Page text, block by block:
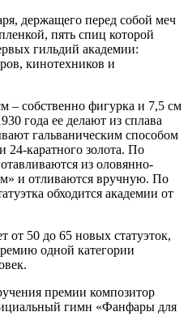
держащего перед собой меч
пять спиц которой
гильдий академии:
кинотехников и
– собственно фигурка и 7,5 см
года ее делают из сплава
гальваническим способом
24-каратного золота. По
из оловянно-
и отливаются вручную. По
обходится академии от
от 50 до 65 новых статуэток,
одной категории
премии композитор
гимн «Фанфары для